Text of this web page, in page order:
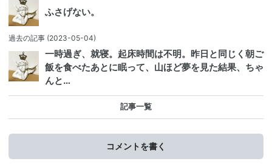
ふさげない。
過去の記事 (2023-05-04)
一時過ぎ、就寝。起床時間は不明。昨日と同じく朝ご
飯を食べたあとに眠って、山ほど夢を見た結果、ちゃ
んと…
記事一覧
コメントを書く